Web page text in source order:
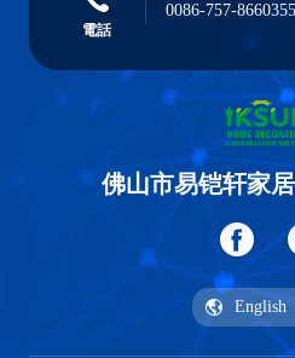
電話
0086-757-
佛山市易铠轩家